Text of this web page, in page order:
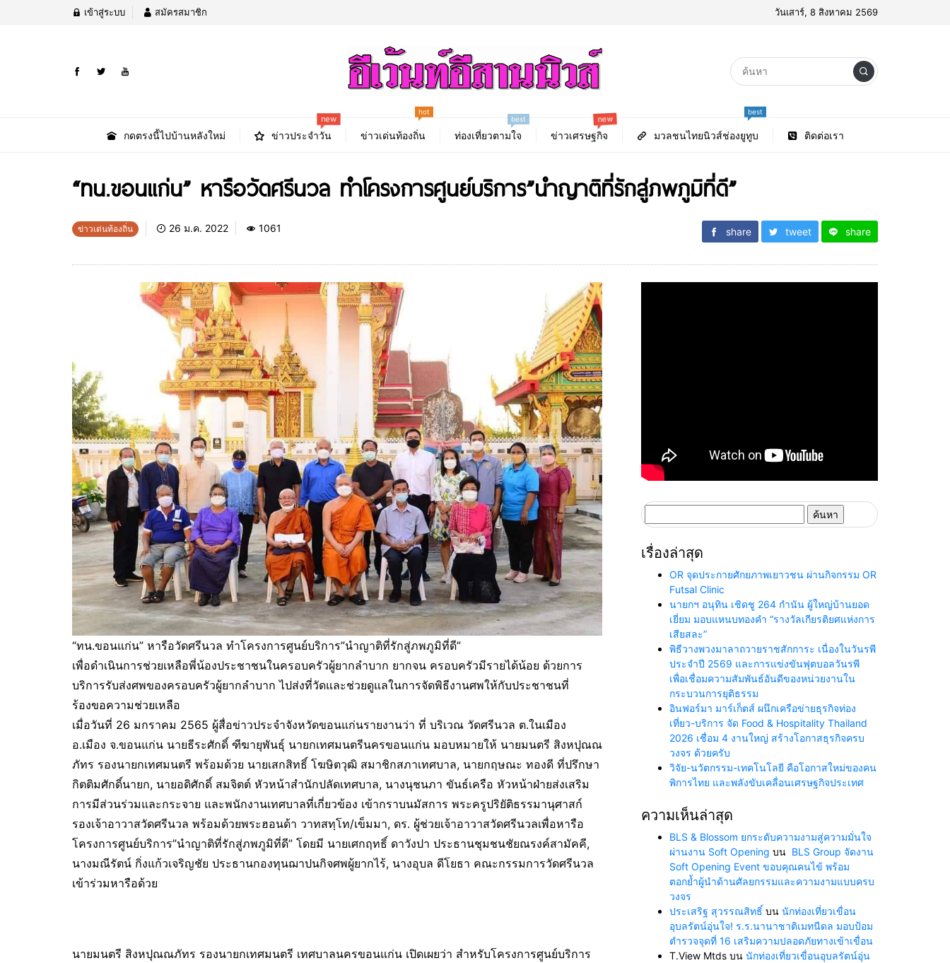
เข้าสู่ระบบ สมัครสมาชิก วันเสาร์, 8 สิงหาคม 2569
กดตรงนี้ไปบ้านหลังใหม่ ข่าวประจำวัน
new
ข่าวเด่นท้องถิ่น
hot
ท่องเที่ยวตามใจ
best
ข่าวเศรษฐกิจ
new
มวลชนไทยนิวส์ช่องยูทูบ
best
ติดต่อเรา
“ทน.ขอนแก่น” หารือวัดศรีนวล ทำโครงการศูนย์บริการ”นำญาติที่รักสู่ภพภูมิที่ดี”
ข่าวเด่นท้องถิ่น 26 ม.ค. 2022 1061 share tweet share
“ทน.ขอนแก่น” หารือวัดศรีนวล ทำโครงการศูนย์บริการ”นำญาติที่รักสู่ภพภูมิที่ดี”
เพื่อดำเนินการช่วยเหลือพี่น้องประชาชนในครอบครัวผู้ยากลำบาก ยากจน ครอบครัวมีรายได้น้อย ด้วยการ
บริการรับส่งศพของครอบครัวผู้ยากลำบาก ไปส่งที่วัดและช่วยดูแลในการจัดพิธีงานศพให้กับประชาชนที่
ร้องขอความช่วยเหลือ
เมื่อวันที่ 26 มกราคม 2565 ผู้สื่อข่าวประจำจังหวัดขอนแก่นรายงานว่า ที่ บริเวณ วัดศรีนวล ต.ในเมือง
อ.เมือง จ.ขอนแก่น นายธีระศักดิ์ ฑีฆายุพันธุ์ นายกเทศมนตรีนครขอนแก่น มอบหมายให้ นายมนตรี สิงหปุณณ
ภัทร รองนายกเทศมนตรี พร้อมด้วย นายเสกสิทธิ์ โฆษิตวุฒิ สมาชิกสภาเทศบาล, นายกฤษณะ ทองดี ที่ปรึกษา
กิตติมศักดิ์นายก, นายอดิศักดิ์ สมจิตต์ หัวหน้าสำนักปลัดเทศบาล, นางนุชนภา ขันธ์เครือ หัวหน้าฝ่ายส่งเสริม
การมีส่วนร่วมและกระจาย และพนักงานเทศบาลที่เกี่ยวข้อง เข้ากราบนมัสการ พระครูปริยัติธรรมานุศาสก์
รองเจ้าอาวาสวัดศรีนวล พร้อมด้วยพระฮอนด้า วาทสทฺโท/เข็มมา, ดร. ผู้ช่วยเจ้าอาวาสวัดศรีนวลเพื่อหารือ
โครงการศูนย์บริการ”นำญาติที่รักสู่ภพภูมิที่ดี” โดยมี นายเศกฤทธิ์ ดาวังปา ประธานชุมชนชัยณรงค์สามัคคี,
นางมณีรัตน์ กิ่งแก้วเจริญชัย ประธานกองทุนฌาปนกิจศพผู้ยากไร้, นางอุบล ดีโยธา คณะกรรมการวัดศรีนวล
เข้าร่วมหารือด้วย
นายมนตรี สิงหปุณณภัทร รองนายกเทศมนตรี เทศบาลนครขอนแก่น เปิดเผยว่า สำหรับโครงการศูนย์บริการ
สำหรับ:
เรื่องล่าสุด
OR จุดประกายศักยภาพเยาวชน ผ่านกิจกรรม OR
Futsal Clinic
นายกฯ อนุทิน เชิดชู 264 กำนัน ผู้ใหญ่บ้านยอด
เยี่ยม มอบแหนบทองคำ “รางวัลเกียรติยศแห่งการ
เสียสละ”
พิธีวางพวงมาลาถวายราชสักการะ เนื่องในวันรพี
ประจำปี 2569 และการแข่งขันฟุตบอลวันรพี
เพื่อเชื่อมความสัมพันธ์อันดีของหน่วยงานใน
กระบวนการยุติธรรม
อินฟอร์มา มาร์เก็ตส์ ผนึกเครือข่ายธุรกิจท่อง
เที่ยว-บริการ จัด Food & Hospitality Thailand
2026 เชื่อม 4 งานใหญ่ สร้างโอกาสธุรกิจครบ
วงจร ด้วยครับ
วิจัย-นวัตกรรม-เทคโนโลยี คือโอกาสใหม่ของคน
พิการไทย และพลังขับเคลื่อนเศรษฐกิจประเทศ
ความเห็นล่าสุด
BLS & Blossom ยกระดับความงามสู่ความมั่นใจ
ผ่านงาน Soft Opening บน BLS Group จัดงาน
Soft Opening Event ขอบคุณคนไข้ พร้อม
ตอกย้ำผู้นำด้านศัลยกรรมและความงามแบบครบ
วงจร
ประเสริฐ สุวรรณสิทธิ์ บน นักท่องเที่ยวเขื่อน
อุบลรัตน์อุ่นใจ! ร.ร.นานาชาติเมทนีดล มอบป้อม
ตำรวจจุดที่ 16 เสริมความปลอดภัยทางเข้าเขื่อน
T.View Mtds บน นักท่องเที่ยวเขื่อนอุบลรัตน์อุ่น